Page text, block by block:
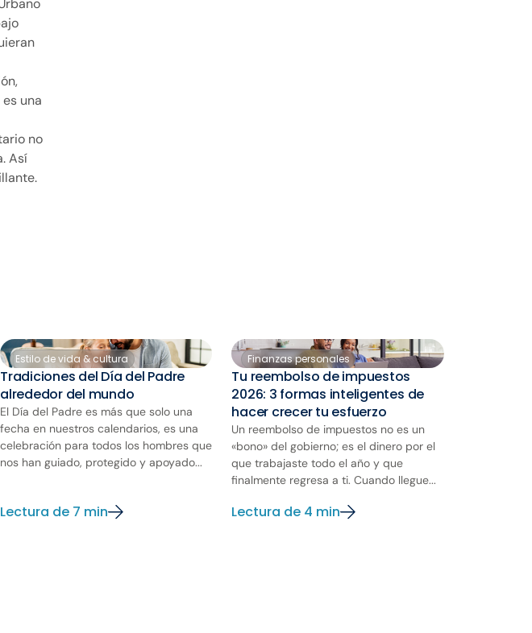
una
no
Así
Estilo de vida & cultura
Tradiciones del Día del Padre
alrededor del mundo
El Día del Padre es más que solo una
fecha en nuestros calendarios, es una
celebración para todos los hombres que
nos han guiado, protegido y apoyado...
Lectura de 7 min
Finanzas personales
Tu reembolso de impuestos
2026: 3 formas inteligentes de
hacer crecer tu esfuerzo
Un reembolso de impuestos no es un
«bono» del gobierno; es el dinero por el
que trabajaste todo el año y que
finalmente regresa a ti. Cuando llegue...
Lectura de 4 min